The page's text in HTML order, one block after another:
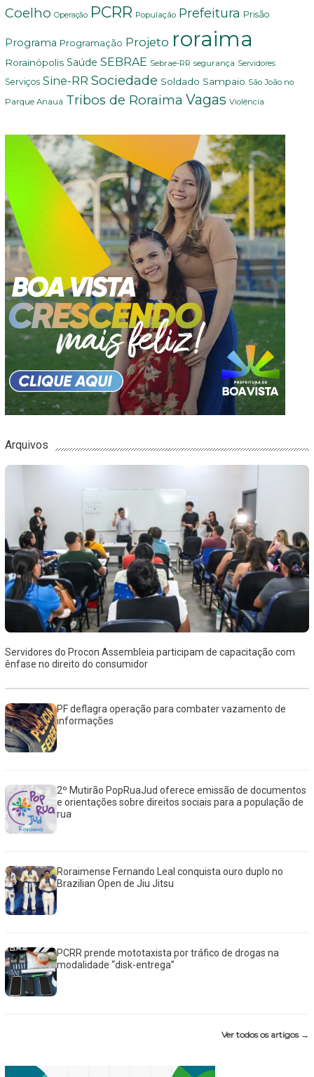
Coelho Operação PCRR População Prefeitura Prisão
Programa Programação Projeto roraima
Rorainópolis Saúde SEBRAE Sebrae-RR segurança Servidores
Serviços Sine-RR Sociedade Soldado Sampaio São João no
Parque Anauá Tribos de Roraima Vagas Violência
Arquivos
Servidores do Procon Assembleia participam de capacitação com
ênfase no direito do consumidor
PF deflagra operação para combater vazamento de
informações
2º Mutirão PopRuaJud oferece emissão de documentos
e orientações sobre direitos sociais para a população de
rua
Roraimense Fernando Leal conquista ouro duplo no
Brazilian Open de Jiu Jitsu
PCRR prende mototaxista por tráfico de drogas na
modalidade “disk-entrega”
Ver todos os artigos →